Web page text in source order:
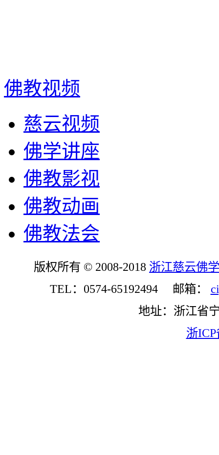
佛教视频
慈云视频
佛学讲座
佛教影视
佛教动画
佛教法会
版权所有 © 2008-2018 浙江慈云佛
TEL：0574-65192494 邮箱：
地址：浙江省
浙ICP